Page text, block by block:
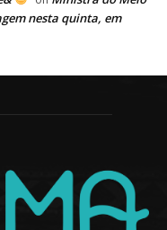
nesta quinta, em